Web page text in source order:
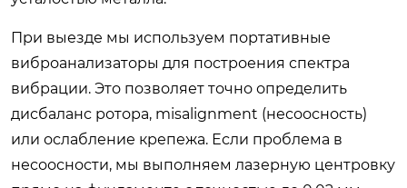
При выезде мы используем портативные
виброанализаторы для построения спектра
вибрации. Это позволяет точно определить
дисбаланс ротора, misalignment (несоосность)
или ослабление крепежа. Если проблема в
несоосности, мы выполняем лазерную центровку